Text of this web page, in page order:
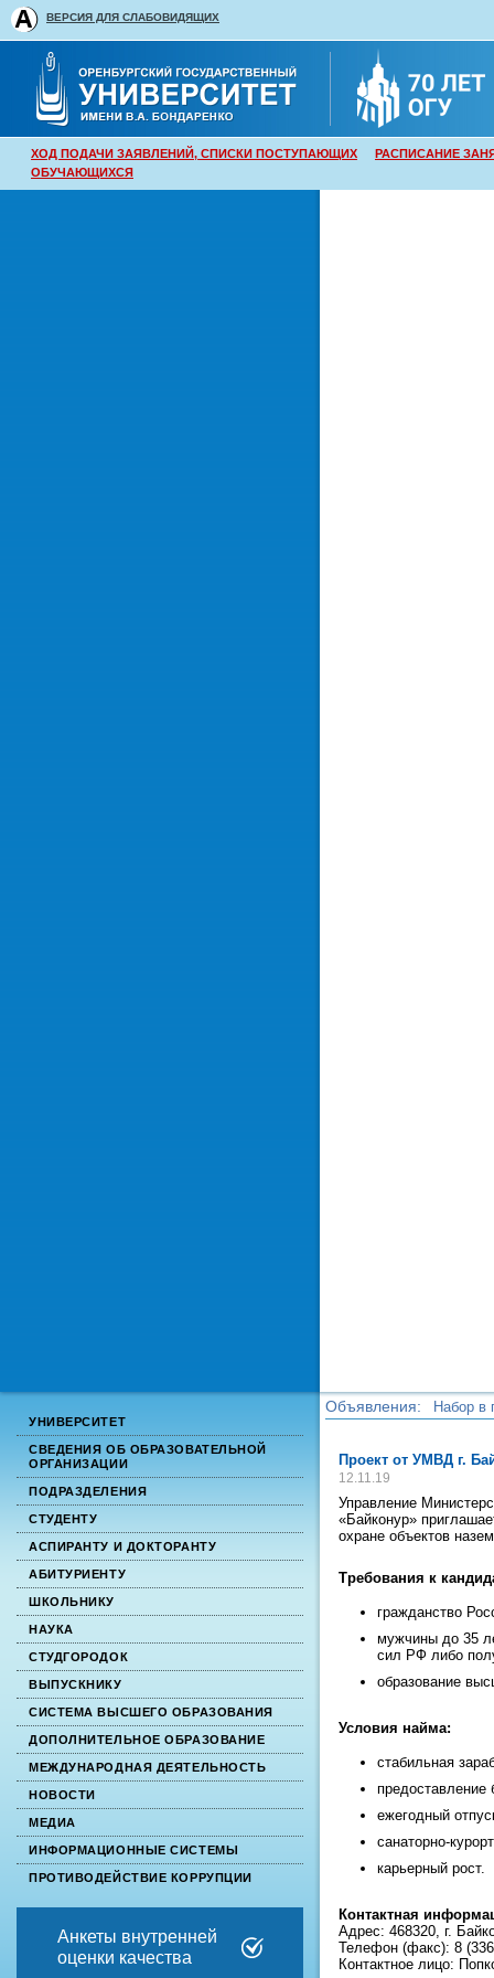
ВЕРСИЯ ДЛЯ СЛАБОВИДЯЩИХ
ХОД ПОДАЧИ ЗАЯВЛЕНИЙ, СПИСКИ ПОСТУПАЮЩИХ
РАСПИСАНИЕ
ОБУЧАЮЩИХСЯ
УНИВЕРСИТЕТ
СВЕДЕНИЯ ОБ ОБРАЗОВАТЕЛЬНОЙ
ОРГАНИЗАЦИИ
ПОДРАЗДЕЛЕНИЯ
СТУДЕНТУ
АСПИРАНТУ И ДОКТОРАНТУ
АБИТУРИЕНТУ
ШКОЛЬНИКУ
НАУКА
СТУДГОРОДОК
ВЫПУСКНИКУ
СИСТЕМА ВЫСШЕГО ОБРАЗОВАНИЯ
ДОПОЛНИТЕЛЬНОЕ ОБРАЗОВАНИЕ
МЕЖДУНАРОДНАЯ ДЕЯТЕЛЬНОСТЬ
НОВОСТИ
МЕДИА
ИНФОРМАЦИОННЫЕ СИСТЕМЫ
ПРОТИВОДЕЙСТВИЕ КОРРУПЦИИ
Анкеты внутренней
оценки качества
Объявления:
Набор в
Проект от УМВД г.
12.11.19
Управление
«Байконур»
охране объектов
Требования к
гражданство
мужчины до 35
сил РФ либо
образование
Условия найма:
стабильная
предоставление
ежегодный
санаторно-
карьерный рост.
Контактная
Адрес: 468320, г.
Телефон (факс): 8
Контактное лицо: